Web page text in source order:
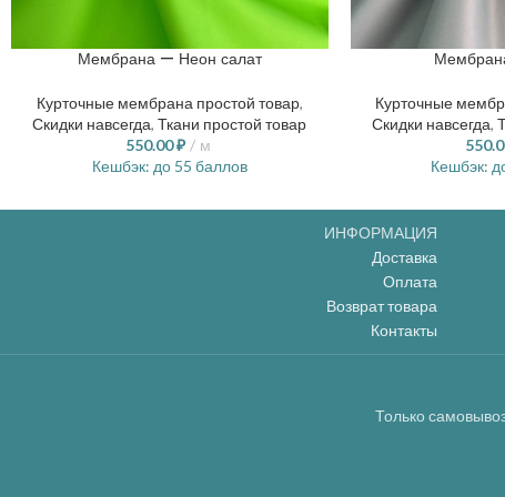
Мембрана — Неон салат
Курточные мембрана простой товар,
Скидки навсегда,Ткани простой товар
550.00₽
м
Кешбэк: до 55 баллов
Курточные
Скидки навсегда,
Кешбэк:
ИНФОРМАЦИЯ
Доставка
Оплата
Возврат товара
Контакты
Только